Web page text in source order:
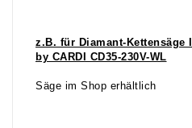
z.B. für Diamant-Kettensäge
by CARDI CD35-230V-WL
Säge im Shop erhältlich